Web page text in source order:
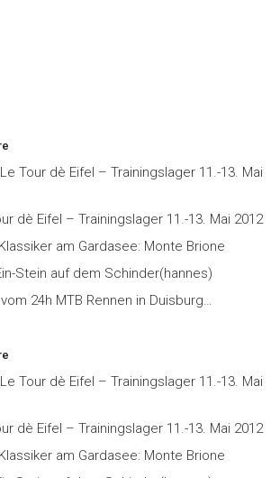
Le Tour dè Eifel – Trainingslager 11.-13. Mai
dè Eifel – Trainingslager 11.-13. Mai 2012
Klassiker am Gardasee: Monte Brione
Stein auf dem Schinder(hannes)
24h MTB Rennen in Duisburg…
Le Tour dè Eifel – Trainingslager 11.-13. Mai
dè Eifel – Trainingslager 11.-13. Mai 2012
Klassiker am Gardasee: Monte Brione